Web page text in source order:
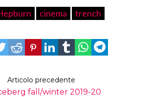
cinema trench
Articolo precedente
fall/winter 2019-20